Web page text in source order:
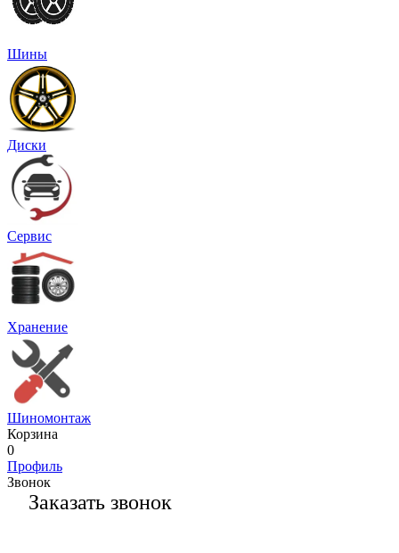
Шины
Диски
Сервис
Хранение
Шиномонтаж
Корзина
0
Профиль
Звонок
Заказать звонок